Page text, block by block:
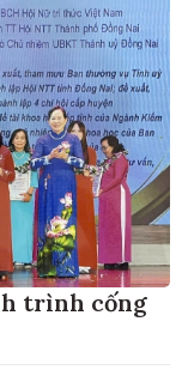
trình cống